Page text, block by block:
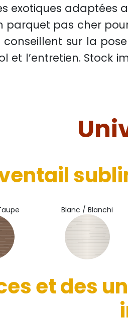
exotiques adaptées
parquet pas cher
sur la
et l’entretien. Stock
Blanc / Blanchi
et des